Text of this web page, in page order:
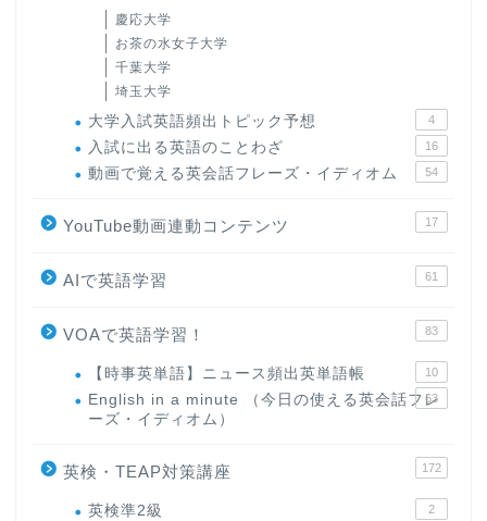
慶応大学
お茶の水女子大学
千葉大学
埼玉大学
大学入試英語頻出トピック予想 4
入試に出る英語のことわざ 16
動画で覚える英会話フレーズ・イディオム 54
YouTube動画連動コンテンツ 17
AIで英語学習 61
VOAで英語学習！ 83
【時事英単語】ニュース頻出英単語帳 10
English in a minute （今日の使える英会話フレ
ーズ・イディオム）
63
英検・TEAP対策講座 172
英検準2級 2